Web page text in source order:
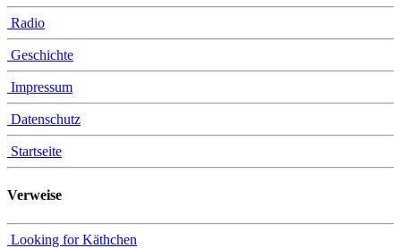
Radio
Geschichte
Impressum
Datenschutz
Startseite
Verweise
Looking for Käthchen